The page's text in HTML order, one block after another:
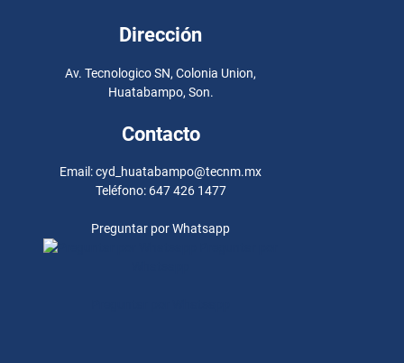
Dirección
Av. Tecnologico SN, Colonia Union,
Huatabampo, Son.
Contacto
Email: cyd_huatabampo@tecnm.mx
Teléfono: 647 426 1477
Preguntar por Whatsapp